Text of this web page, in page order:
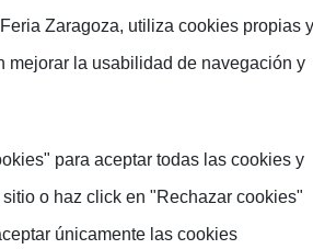
Zaragoza, utiliza cookies propias y
mejorar la usabilidad de navegación y
para aceptar todas las cookies y
o haz click en "Rechazar cookies"
únicamente las cookies